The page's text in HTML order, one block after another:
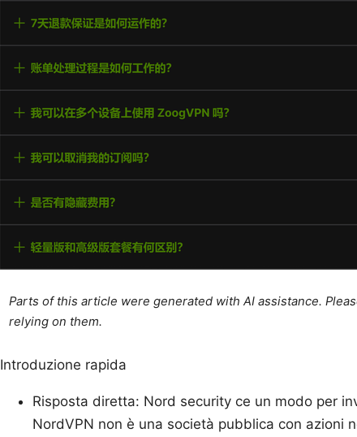
Parts of this article were generated with AI assistance.
relying on them.
Introduzione rapida
Risposta diretta: Nord security ce un modo per
NordVPN non è una società pubblica con azioni